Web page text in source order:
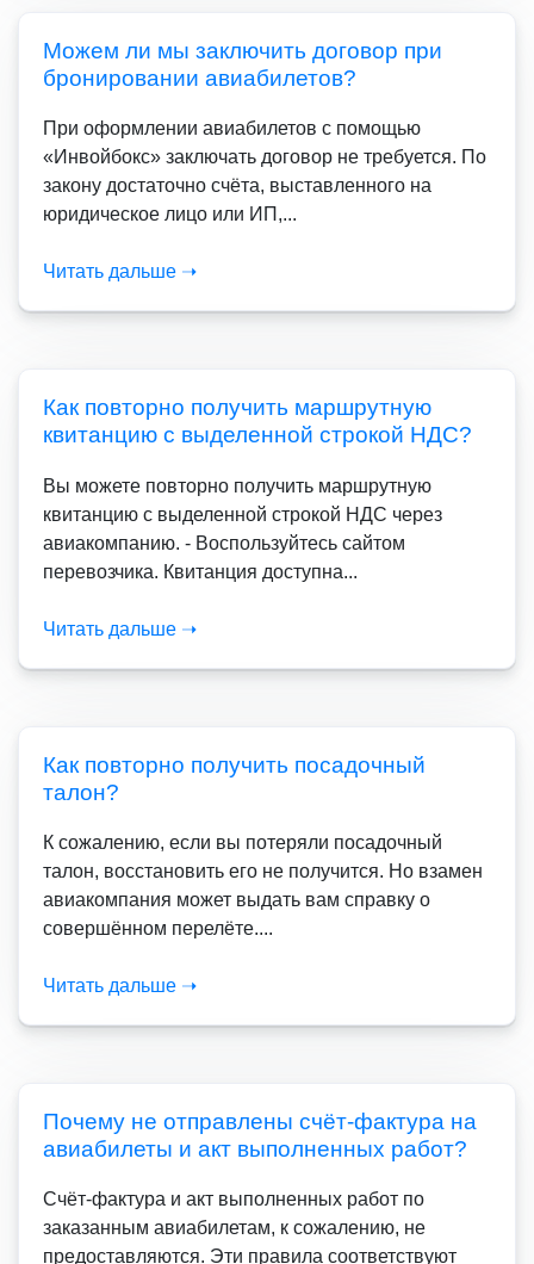
Можем ли мы заключить договор при
бронировании авиабилетов?
При оформлении авиабилетов с помощью
«Инвойбокс» заключать договор не требуется. По
закону достаточно счёта, выставленного на
юридическое лицо или ИП,...
Читать дальше ➝
Как повторно получить маршрутную
квитанцию с выделенной строкой НДС?
Вы можете повторно получить маршрутную
квитанцию с выделенной строкой НДС через
авиакомпанию. - Воспользуйтесь сайтом
перевозчика. Квитанция доступна...
Читать дальше ➝
Как повторно получить посадочный
талон?
К сожалению, если вы потеряли посадочный
талон, восстановить его не получится. Но взамен
авиакомпания может выдать вам справку о
совершённом перелёте....
Читать дальше ➝
Почему не отправлены счёт-фактура на
авиабилеты и акт выполненных работ?
Счёт-фактура и акт выполненных работ по
заказанным авиабилетам, к сожалению, не
предоставляются. Эти правила соответствуют